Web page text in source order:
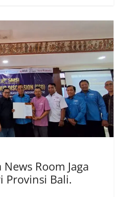
Room Jaga
Provinsi Bali.